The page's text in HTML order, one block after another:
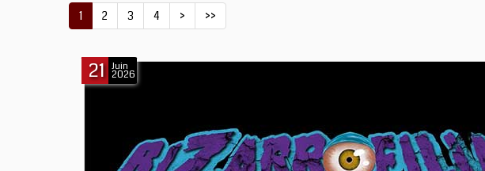
1 2 3 4 > >>
21 Juin
2026